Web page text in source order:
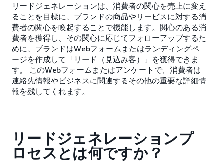
リードジェネレーションは、消費者の関心を売上に変え
ることを目標に、ブランドの商品やサービスに対する消
費者の関心を喚起することで機能します。関心のある消
費者を獲得し、その関心に応じてフォローアップするた
めに、ブランドはWebフォームまたはランディングペ
ージを作成して「リード（見込み客）」を獲得できま
す。 このWebフォームまたはアンケートで、消費者は
連絡先情報やビジネスに関連するその他の重要な詳細情
報を残してくれます。
リードジェネレーションプ
ロセスとは何ですか？